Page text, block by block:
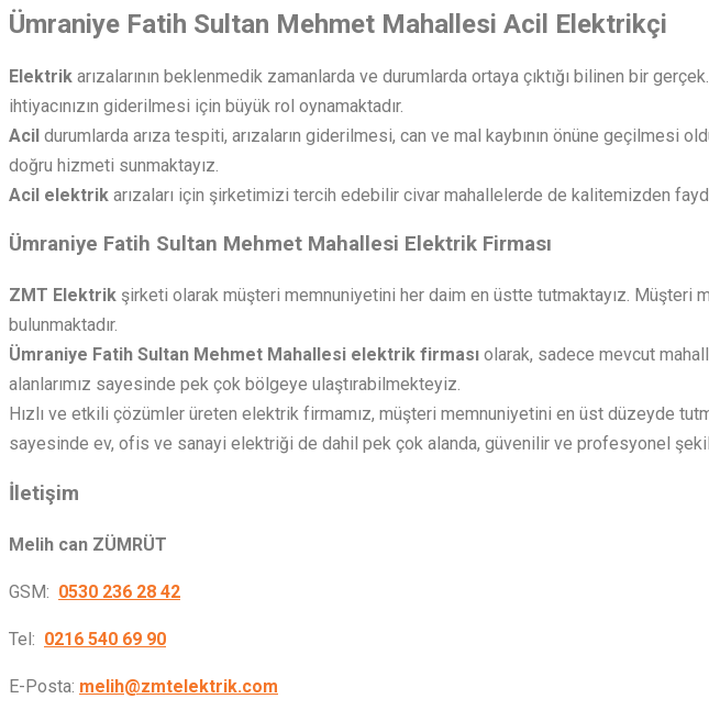
Ümraniye Fatih Sultan Mehmet Mahallesi Acil Elektrikçi
Elektrik arızalarının beklenmedik zamanlarda ve durumlarda ortaya çıktığı bilinen bir gerçek.
ihtiyacınızın giderilmesi için büyük rol oynamaktadır.
Acil durumlarda arıza tespiti, arızaların giderilmesi, can ve mal kaybının önüne geçilmesi
doğru hizmeti sunmaktayız.
Acil elektrik arızaları için şirketimizi tercih edebilir civar mahallelerde de kalitemizden
Ümraniye Fatih Sultan Mehmet Mahallesi Elektrik Firması
ZMT Elektrik şirketi olarak müşteri memnuniyetini her daim en üstte tutmaktayız. Müşteri
bulunmaktadır.
Ümraniye Fatih Sultan Mehmet Mahallesi elektrik firması olarak, sadece mevcut
alanlarımız sayesinde pek çok bölgeye ulaştırabilmekteyiz.
Hızlı ve etkili çözümler üreten elektrik firmamız, müşteri memnuniyetini en üst düzeyde
sayesinde ev, ofis ve sanayi elektriği de dahil pek çok alanda, güvenilir ve profesyonel
İletişim
Melih can ZÜMRÜT
GSM: 0530 236 28 42
Tel: 0216 540 69 90
E-Posta: melih@zmtelektrik.com